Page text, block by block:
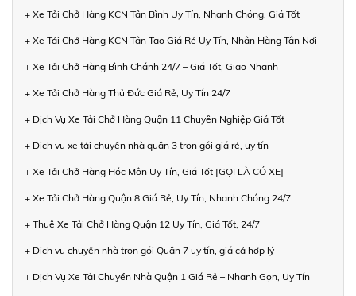
+ Xe Tải Chở Hàng KCN Tân Bình Uy Tín, Nhanh Chóng, Giá Tốt
+ Xe Tải Chở Hàng KCN Tân Tạo Giá Rẻ Uy Tín, Nhận Hàng Tận Nơi
+ Xe Tải Chở Hàng Bình Chánh 24/7 – Giá Tốt, Giao Nhanh
+ Xe Tải Chở Hàng Thủ Đức Giá Rẻ, Uy Tín 24/7
+ Dịch Vụ Xe Tải Chở Hàng Quận 11 Chuyên Nghiệp Giá Tốt
+ Dịch vụ xe tải chuyển nhà quận 3 trọn gói giá rẻ, uy tín
+ Xe Tải Chở Hàng Hóc Môn Uy Tín, Giá Tốt [GỌI LÀ CÓ XE]
+ Xe Tải Chở Hàng Quận 8 Giá Rẻ, Uy Tín, Nhanh Chóng 24/7
+ Thuê Xe Tải Chở Hàng Quận 12 Uy Tín, Giá Tốt, 24/7
+ Dịch vụ chuyển nhà trọn gói Quận 7 uy tín, giá cả hợp lý
+ Dịch Vụ Xe Tải Chuyển Nhà Quận 1 Giá Rẻ – Nhanh Gọn, Uy Tín